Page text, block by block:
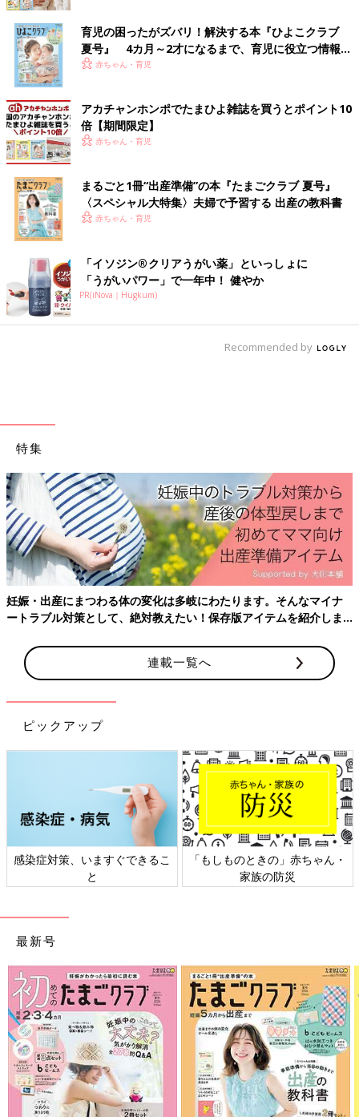
桁も大きな現金をもらえる一大イベントです。もらえる金額に注
目してしまいがちで、小学生にもなれば友だちと金額を比べあっ
て、喜んだりがっかりしたりします。
親としては、金額に振り回されることなく、お年玉を誰がどのよ
うな理由でくれるのかを伝えてあげましょう。
お年玉をくれるのは、親戚がほとんどでしょう。大人には大人の
付き合いがあるので義理でお年玉を渡している可能性もあります
が、『かわいい親戚の子』という意味合いもあるはずです。
あなたを大切に思う人が、その人が大切にしているお金をくれる
のだから、もらったお金は大切にしようね、と伝えてほしいと思
います。
ママの声にもあるように、お金の価値もわからない幼い子に祖父
母が1万円札を包んでくれることも珍しくありませんが、その気
持ちをいずれ子どもに伝えてあげればいいだけのこと。子ども自
身が分かる年齢になるまでは子ども名義の通帳にしまっておきま
気持ちにも思いをはせながら、子どもの欲しいものを買ったり、
い」（菅原直子さん）
今後、電子マネーでの買い物が多くなり、現金をやり取りする機
会はお正月くらいになってしまうかもしれません。お年玉を、お
金について親子で考えるいいきっかけにできるといいですね。
（取材・文／酒井範子）
菅原直子さん
PROFILE）
ファイナンシャル・プランナー。外資系生命保険会社の勤務・代
理店を経て1997年FP資格取得・独立。わが子の成長にあわせて
教育資金関連に注力し、各地の高校で保護者・生徒向けの進学費
用に関する講演多数。現在は子育て世帯からの教育費を中心とし
た家計相談に加え、高齢者や独立しない子どものいる家族のライ
フプラン相談も。「働けない子どものお金を考える会」「子ども
にかけるお金を考える会」メンバー。
育児の困ったがズバリ！解決する本『ひよこクラブ
夏号』 4カ月～2才になるまで、育児に役立つ情報が
いっぱい！
赤ちゃん・育児
アカチャンホンポでたまひよ雑誌を買うとポイント10
倍【期間限定】
赤ちゃん・育児
まるごと1冊“出産準備”の本『たまごクラブ 夏号』
〈スペシャル大特集〉夫婦で予習する 出産の教科書
赤ちゃん・育児
「イソジン®クリアうがい薬」といっしょに
「うがいパワー」で一年中！ 健やか
PR(iNova｜Hugkum)
Recommended by
特集
妊娠・出産にまつわる体の変化は多岐にわたります。そんなマイナ
ートラブル対策として、絶対教えたい！保存版アイテムを紹介しま
連載一覧へ
ピックアップ
感染症対策、いますぐできるこ
と
「もしものときの」赤ちゃん・
家族の防災
最新号